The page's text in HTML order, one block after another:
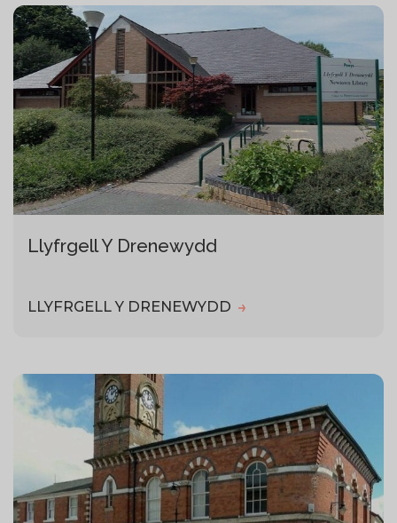
Llyfrgell Y Drenewydd
LLYFRGELL Y DRENEWYDD